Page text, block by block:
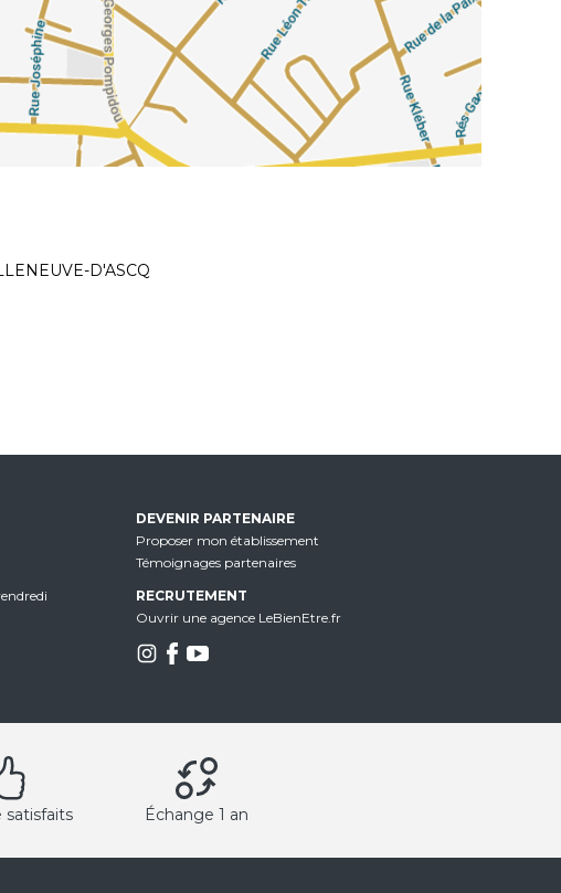
D'ASCQ
DEVENIR PARTENAIRE
Proposer mon établissement
Témoignages partenaires
RECRUTEMENT
Ouvrir une agence LeBienEtre.fr
satisfaits Échange 1 an